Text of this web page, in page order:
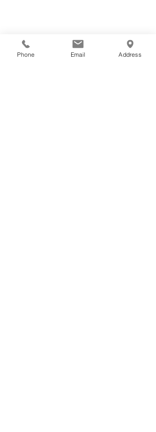
Phone Email Address